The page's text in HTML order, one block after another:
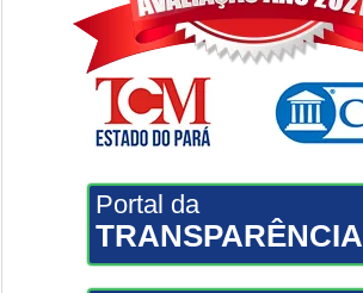
Portal da
TRANSPARÊNCIA